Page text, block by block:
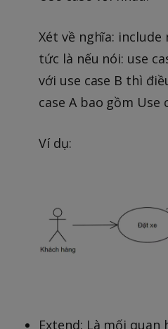
Xét về nghĩa:
tức là nếu nói: use
với use case B thì
case A bao gồm Use
Ví dụ:
Extend: Là mối quan